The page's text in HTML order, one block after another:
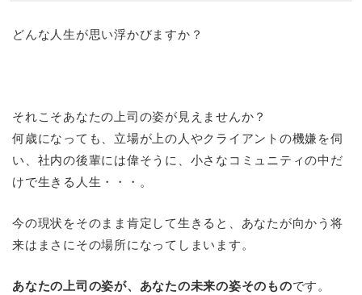
どんな人生が思い浮かびますか？
それこそあなたの上司の姿が見えませんか？
何歳になっても、立場が上の人やクライアントの機嫌を伺
い、社内の後輩には偉そうに、小さなコミュニティの中だ
けで生きる人生・・・。
今の現状をそのまま肯定して生きると、あなたが向かう将
来はまさにその場所になってしまいます。
あなたの上司の姿が、あなたの未来の姿そのものです。